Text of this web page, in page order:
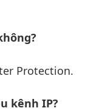
Protection.
kênh IP?